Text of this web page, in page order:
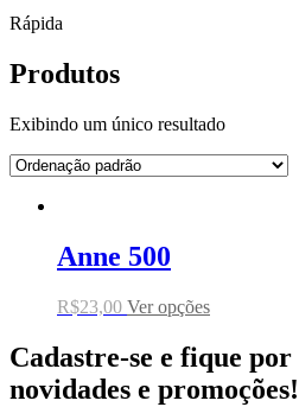
Rápida
Produtos
Exibindo um único resultado
Anne 500
R$23,00 Ver opções
Cadastre-se e fique
novidades e promoções!